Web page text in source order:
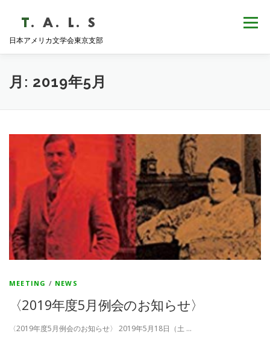
ツ
日本アメリカ文学会東京支部
メニュー
HOME NEWS
月: 2019年5月
MEETING / NEWS
〈2019年度5月例会のお知らせ〉
〈2019年度5月例会のお知らせ〉 2019年5月18日（土 …